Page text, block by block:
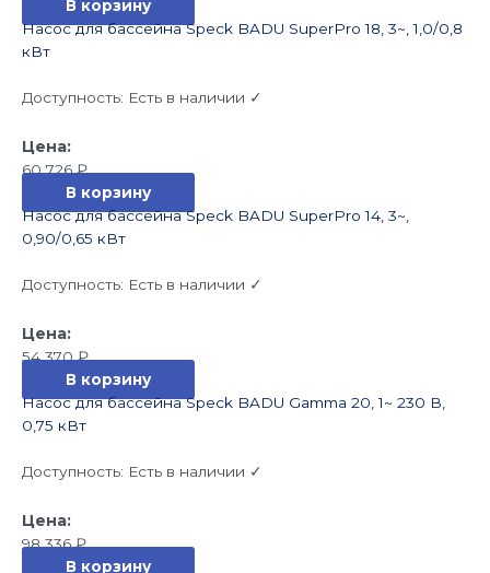
В корзину
Насос для бассейна Speck BADU SuperPro 18, 3~, 1,0/0,8
кВт
Доступность: Есть в наличии ✓
60 726₽
В корзину
Насос для бассейна Speck BADU SuperPro 14, 3~,
0,90/0,65 кВт
Доступность: Есть в наличии ✓
54 370₽
В корзину
Насос для бассейна Speck BADU Gamma 20, 1~ 230 В,
0,75 кВт
Доступность: Есть в наличии ✓
98 336₽
В корзину